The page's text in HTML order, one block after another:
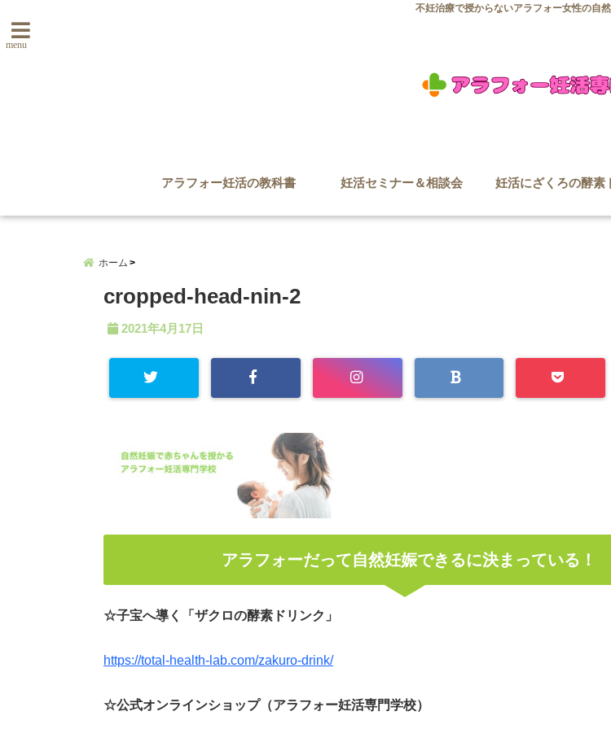
不妊治療で授からないアラフォー女性の自
menu
アラフォー妊活の教科書 妊活セミナー＆相談会 妊活にざくろの酵素
ホーム
cropped-head-nin-2
2021年4月17日
アラフォーだって自然妊娠できるに決まっている！
☆子宝へ導く「ザクロの酵素ドリンク」
https://total-health-lab.com/zakuro-drink/
☆公式オンラインショップ（アラフォー妊活専門学校）